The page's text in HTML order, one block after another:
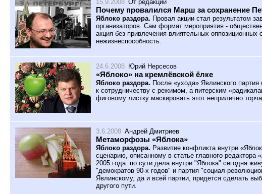
15.9.2008 От редакции
Почему провалился Марш за сохранение
Яблоко раздора. Провал акции стал результатом
организаторов. Сам формат мероприятия -
акция без привлечения влиятельных оппозиционных
нежизнеспособность.
24.6.2008 Юрий Нерсесов
«Яблоко» на кремлёвской ёлке
Яблоко раздора. После «ухода» Явлинского партия
к сотрудничеству с режимом, а питерским
фиговому листку маскировать этот неприлично
3.6.2008 Андрей Дмитриев
Метаморфозы «Яблока»
Яблоко раздора. Развитие конфликта внутри
сценарию, описанному в статье главного
2005 года: по сути дела внутри "Яблока" сегодня
"демократов 90-х годов" и партия "социал-
Явлинскому, да и всей партии, придется сделать
другого пути.